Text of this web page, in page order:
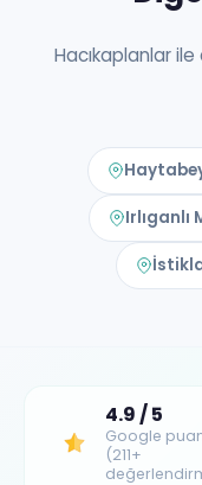
Hacıkaplanlar
Irlıganlı
4.9 / 5
Google
(211+